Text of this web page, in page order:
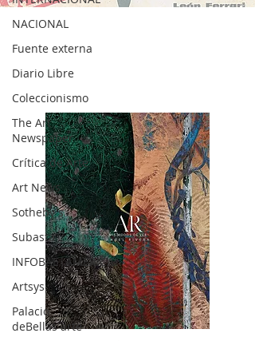
NACIONAL
Fuente externa
Diario Libre
Coleccionismo
The Art
Newspaper
Crítica de Arte
Art News
Sotheby's
Subasta
INFOBAE|AMERICA
Artsys
Palacio
deBellas arte